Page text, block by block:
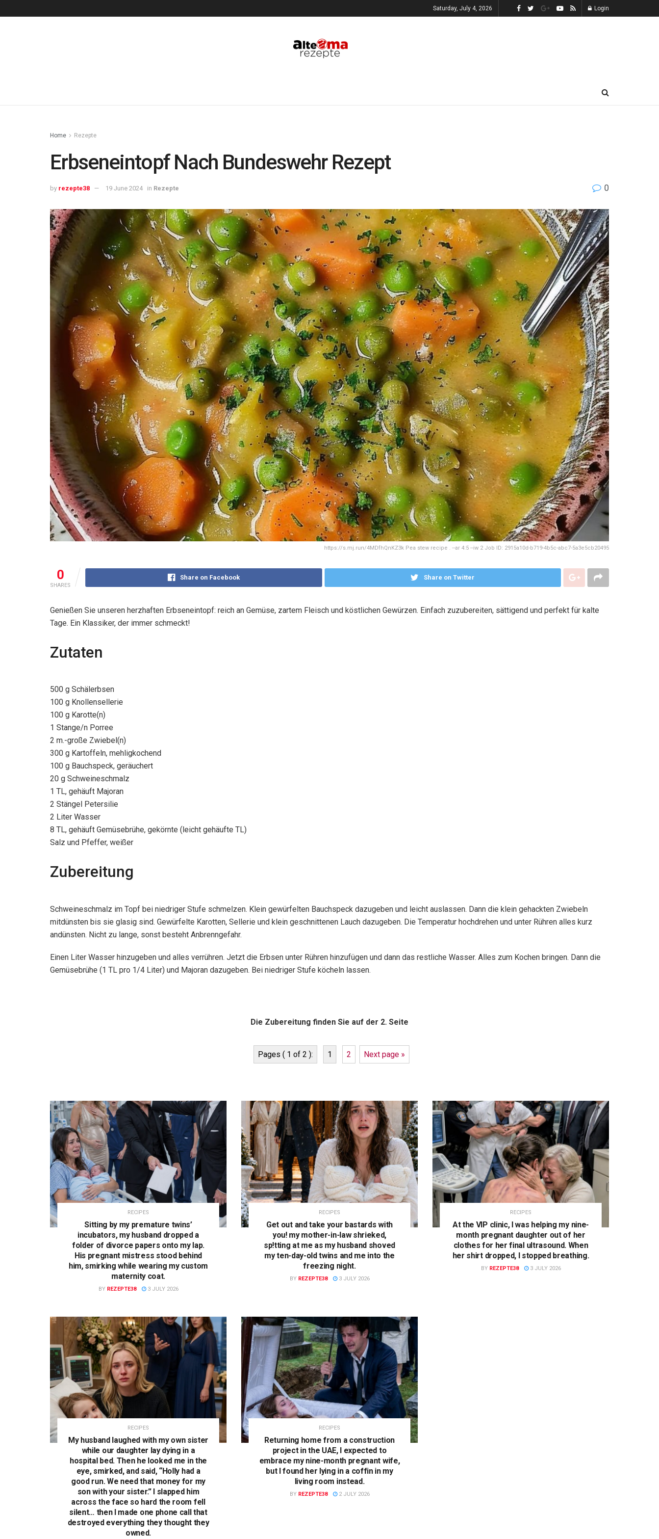
Saturday, July 4, 2026 Login
Home Rezepte
Erbseneintopf Nach Bundeswehr Rezept
by rezepte38 19 June 2024 in Rezepte 0
https://s.mj.run/4MDfhQnKZ3k Pea stew recipe . --ar 4:5 --iw 2 Job ID: 2915a10d-b719-4b5c-abc7-5a3e5cb20495
0
SHARES
Share on Facebook Share on Twitter
Genießen Sie unseren herzhaften Erbseneintopf: reich an Gemüse, zartem Fleisch und köstlichen Gewürzen. Einfach zuzubereiten, sättigend und perfekt für kalte
Tage. Ein Klassiker, der immer schmeckt!
Zutaten
500 g Schälerbsen
100 g Knollensellerie
100 g Karotte(n)
1 Stange/n Porree
2 m.-große Zwiebel(n)
300 g Kartoffeln, mehligkochend
100 g Bauchspeck, geräuchert
20 g Schweineschmalz
1 TL, gehäuft Majoran
2 Stängel Petersilie
2 Liter Wasser
8 TL, gehäuft Gemüsebrühe, gekörnte (leicht gehäufte TL)
Salz und Pfeffer, weißer
Zubereitung
Schweineschmalz im Topf bei niedriger Stufe schmelzen. Klein gewürfelten Bauchspeck dazugeben und leicht auslassen. Dann die klein gehackten Zwiebeln
mitdünsten bis sie glasig sind. Gewürfelte Karotten, Sellerie und klein geschnittenen Lauch dazugeben. Die Temperatur hochdrehen und unter Rühren alles kurz
andünsten. Nicht zu lange, sonst besteht Anbrenngefahr.
Einen Liter Wasser hinzugeben und alles verrühren. Jetzt die Erbsen unter Rühren hinzufügen und dann das restliche Wasser. Alles zum Kochen bringen. Dann die
Gemüsebrühe (1 TL pro 1/4 Liter) und Majoran dazugeben. Bei niedriger Stufe köcheln lassen.
Die Zubereitung finden Sie auf der 2. Seite
Pages ( 1 of 2 ): 1 2 Next page »
RECIPES
Sitting by my premature twins’
incubators, my husband dropped a
folder of divorce papers onto my lap.
His pregnant mistress stood behind
him, smirking while wearing my custom
maternity coat.
BY REZEPTE38 3 JULY 2026
RECIPES
Get out and take your bastards with
you! my mother-in-law shrieked,
sp!tting at me as my husband shoved
my ten-day-old twins and me into the
freezing night.
BY REZEPTE38 3 JULY 2026
RECIPES
At the VIP clinic, I was helping my nine-
month pregnant daughter out of her
clothes for her final ultrasound. When
her shirt dropped, I stopped breathing.
BY REZEPTE38 3 JULY 2026
RECIPES
My husband laughed with my own sister
while our daughter lay dying in a
hospital bed. Then he looked me in the
eye, smirked, and said, “Holly had a
good run. We need that money for my
son with your sister.” I slapped him
across the face so hard the room fell
silent… then I made one phone call that
destroyed everything they thought they
owned.
RECIPES
Returning home from a construction
project in the UAE, I expected to
embrace my nine-month pregnant wife,
but I found her lying in a coffin in my
living room instead.
BY REZEPTE38 2 JULY 2026